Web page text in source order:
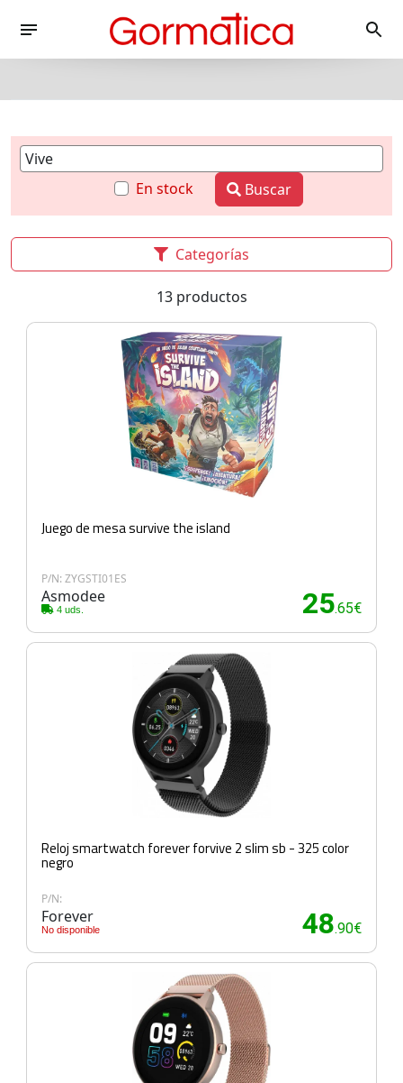
En stock Buscar
Categorías
13 productos
Juego de mesa survive the island
P/N: ZYGSTI01ES
Asmodee
4 uds. 25.65€
Reloj smartwatch forever forvive 2 slim sb - 325 color
negro
P/N:
Forever
No disponible 48.90€